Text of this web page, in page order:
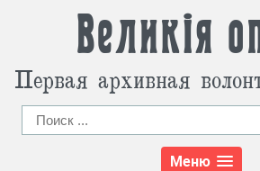
Великія
Первая архивная
Меню